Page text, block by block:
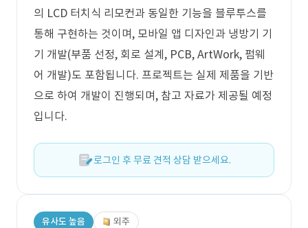
의 LCD 터치식 리모컨과 동일한 기능을 블루투스를
통해 구현하는 것이며, 모바일 앱 디자인과 냉방기 기
기 개발(부품 선정, 회로 설계, PCB, ArtWork, 펌웨
어 개발)도 포함됩니다. 프로젝트는 실제 제품을 기반
으로 하여 개발이 진행되며, 참고 자료가 제공될 예정
입니다.
로그인 후 무료 견적 상담 받으세요.
유사도 높음 외주